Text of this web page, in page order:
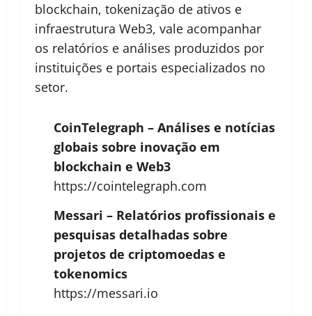
blockchain, tokenização de ativos e
infraestrutura Web3, vale acompanhar
os relatórios e análises produzidos por
instituições e portais especializados no
setor.
CoinTelegraph – Análises e notícias
globais sobre inovação em
blockchain e Web3
https://cointelegraph.com
Messari – Relatórios profissionais e
pesquisas detalhadas sobre
projetos de criptomoedas e
tokenomics
https://messari.io